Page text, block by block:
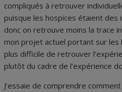
compliqués à retrouver
puisque les hospices étaient
donc on retrouve moins la trace
mon projet actuel portant sur les
plus difficile de retrouver
plutôt du cadre de l’expérience
J’essaie de comprendre